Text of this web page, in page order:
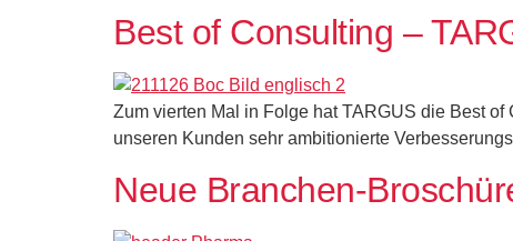
Best of Consulting –
Zum vierten Mal in Folge hat TARGUS die Best
unseren Kunden sehr ambitionierte
Neue Branchen-